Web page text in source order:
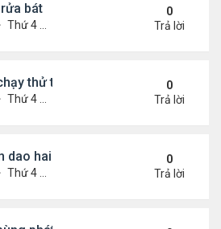
bát
Thứ 4 Tháng 8 10, 2022 3:02 pm
0
Trả lời
thử tàu đệm từ treo ngược
Thứ 4 Tháng 8 10, 2022 3:01 pm
0
Trả lời
dao hai lưỡi' với các nước đang
Thứ 4 Tháng 8 10, 2022 2:19 pm
0
Trả lời